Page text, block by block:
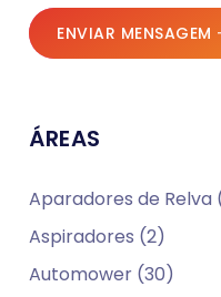
ENVIAR MENSAGEM
ÁREAS
Aparadores de Relva
Aspiradores (2)
Automower (30)